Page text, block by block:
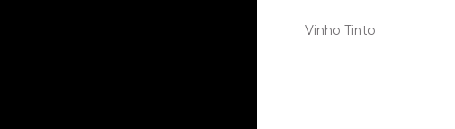
Vinho Tinto